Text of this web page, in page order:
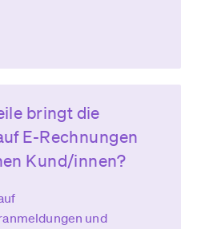
bringt die
E-Rechnungen
Kund/innen?
und